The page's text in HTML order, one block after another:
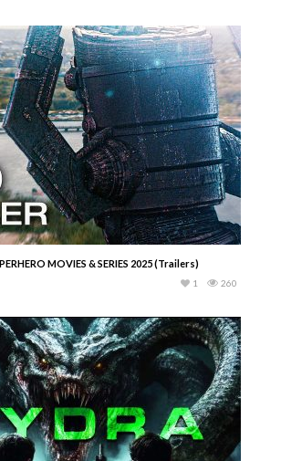
MOVIES & SERIES 2025 (Trailers)
260
1